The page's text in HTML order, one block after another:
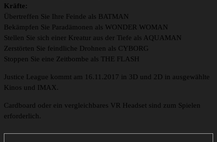
Kräfte:
Übertreffen Sie Ihre Feinde als BATMAN
Bekämpfen Sie Paradämonen als WONDER WOMAN
Stellen Sie sich einer Kreatur aus der Tiefe als AQUAMAN
Zerstörten Sie feindliche Drohnen als CYBORG
Stoppen Sie eine Zeitbombe als THE FLASH
Justice League kommt am 16.11.2017 in 3D und 2D in ausgewählte
Kinos und IMAX.
Cardboard oder ein vergleichbares VR Headset sind zum Spielen
erforderlich.